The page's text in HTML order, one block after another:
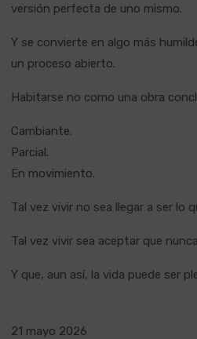
versión perfecta de uno mismo.
Y se convierte en algo más
un proceso abierto.
Habitarse no como una obra
Cambiante.
Parcial.
En movimiento.
Tal vez vivir no sea llegar a ser lo
Tal vez vivir sea aceptar que
Y que, aun así, la vida puede ser
21 mayo 2026